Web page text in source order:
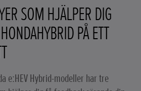
SOM HJÄLPER DIG
PÅ ETT
e:HEV Hybrid-modeller har tre